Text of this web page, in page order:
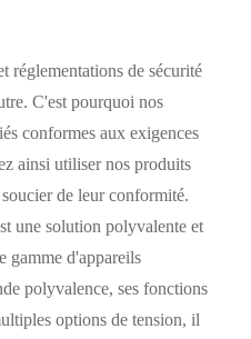
réglementations de sécurité
C'est pourquoi nos
conformes aux exigences
ainsi utiliser nos produits
de leur conformité.
une solution polyvalente et
gamme d'appareils
polyvalence, ses fonctions
options de tension, il